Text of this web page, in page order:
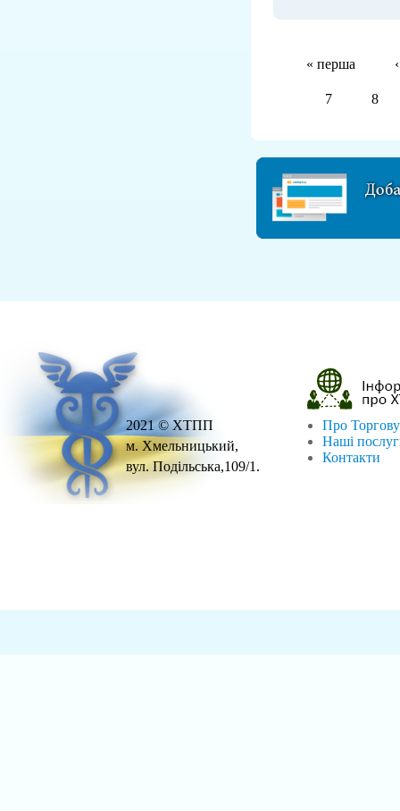
« перша
7 8
2021 © ХТПП
м. Хмельницький,
вул. Подільська,109/1.
Про
Наші
Контакти